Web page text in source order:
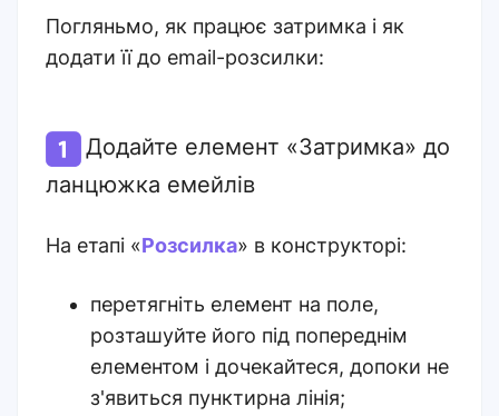
Погляньмо, як працює затримка і як
додати її до email-розсилки:
Додайте елемент «Затримка» до
ланцюжка емейлів
На етапі «Розсилка» в конструкторі:
перетягніть елемент на поле,
розташуйте його під попереднім
елементом і дочекайтеся, допоки не
з'явиться пунктирна лінія;